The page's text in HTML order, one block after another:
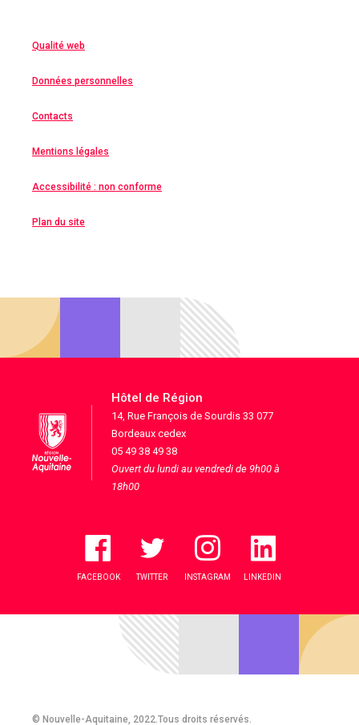
Qualité web
Données personnelles
Contacts
Mentions légales
Accessibilité : non conforme
Plan du site
Hôtel de Région
14, Rue François de Sourdis 33 077
Bordeaux cedex
05 49 38 49 38
Ouvert du lundi au vendredi de 9h00 à
18h00
FACEBOOK TWITTER INSTAGRAM LINKEDIN
© Nouvelle-Aquitaine, 2022.Tous droits réservés.